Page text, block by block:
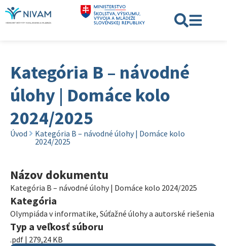
Kategória B – návodné
úlohy | Domáce kolo
2024/2025
Úvod
Kategória B – návodné úlohy | Domáce kolo
2024/2025
Názov dokumentu
Kategória B – návodné úlohy | Domáce kolo 2024/2025
Kategória
Olympiáda v informatike, Súťažné úlohy a autorské riešenia
Typ a veľkosť súboru
.pdf | 279,24 KB